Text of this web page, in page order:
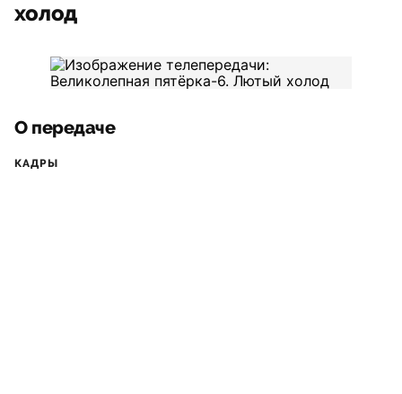
холод
О передаче
КАДРЫ